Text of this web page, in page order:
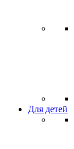
Для детей